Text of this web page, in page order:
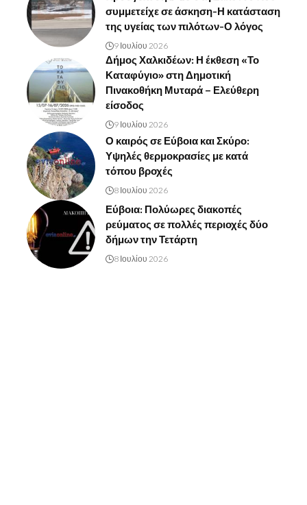
συμμετείχε σε άσκηση-Η κατάσταση
της υγείας των πιλότων-Ο λόγος
9 Ιουλίου 2026
Δήμος Χαλκιδέων: Η έκθεση «Το
Καταφύγιο» στη Δημοτική
Πινακοθήκη Μυταρά – Ελεύθερη
είσοδος
9 Ιουλίου 2026
Ο καιρός σε Εύβοια και Σκύρο:
Υψηλές θερμοκρασίες με κατά
τόπου βροχές
8 Ιουλίου 2026
Εύβοια: Πολύωρες διακοπές
ρεύματος σε πολλές περιοχές δύο
δήμων την Τετάρτη
8 Ιουλίου 2026